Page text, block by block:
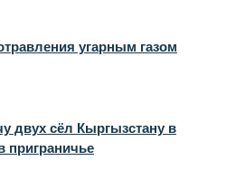
угарным газом
двух сёл Кыргызстану в
приграничье